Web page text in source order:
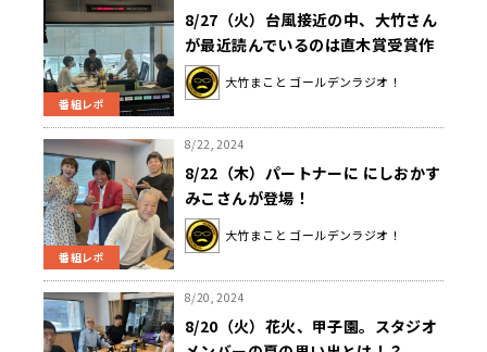
番組レポ
8/27（火）台風接近の中、大竹さん
が最近読んでいるのは直木賞受賞作
『ツミデミック』！？
大竹まこと ゴールデンラジオ！
番組レポ
8/22, 2024
8/22（木）パートナーに にしおかす
みこさんが登場！
大竹まこと ゴールデンラジオ！
8/20, 2024
8/20（火）花火、甲子園。スタジオ